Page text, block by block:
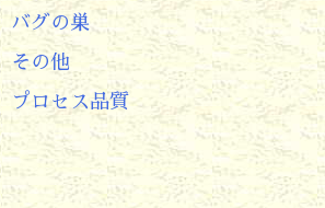
バグの巣
その他
プロセス品質